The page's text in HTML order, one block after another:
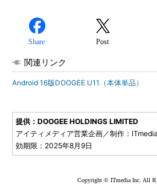
Share Post
関連リンク
Android 16版DOOGEE U11（本体単品）
提供：DOOGEE HOLDINGS LIMITED
アイティメディア営業企画／制作：
効期限：2025年8月9日
Copyright © ITmedia Inc. All